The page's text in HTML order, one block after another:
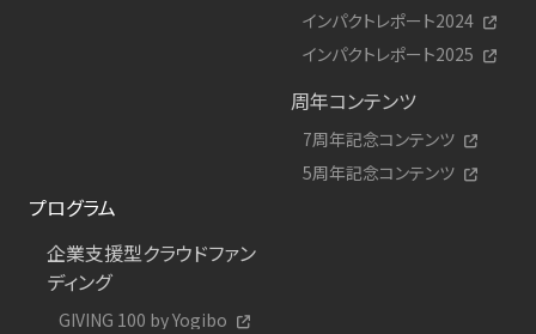
インパクトレポート2024
インパクトレポート2025
周年コンテンツ
7周年記念コンテンツ
5周年記念コンテンツ
プログラム
企業支援型クラウドファン
ディング
GIVING 100 by Yogibo